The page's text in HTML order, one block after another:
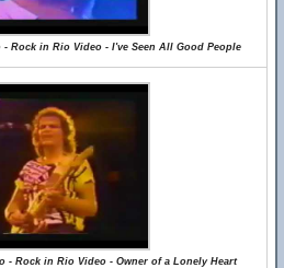
- Rock in Rio Video - I've Seen All Good People
- Rock in Rio Video - Owner of a Lonely Heart